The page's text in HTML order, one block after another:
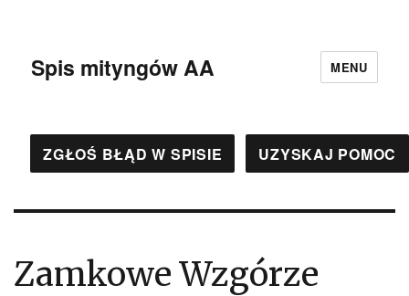
Spis mityngów AA MENU
ZGŁOŚ BŁĄD W SPISIE UZYSKAJ POMOC
Zamkowe Wzgórze